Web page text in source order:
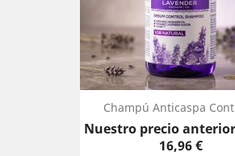
Champú Anticaspa
Nuestro precio anterior
16,96 €